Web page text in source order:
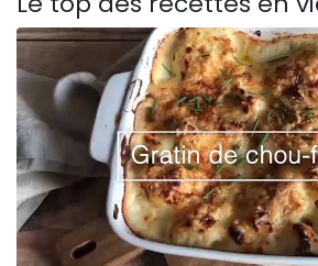
Connexion